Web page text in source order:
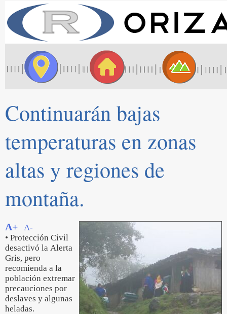
Continuarán bajas
temperaturas en zonas
altas y regiones de
montaña.
A+
A-
• Protección Civil
desactivó la Alerta
Gris, pero
recomienda a la
población extremar
precauciones por
deslaves y algunas
heladas.